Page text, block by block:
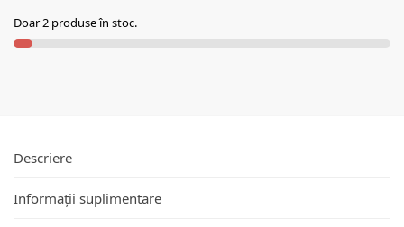
Doar 2 produse în stoc.
Descriere
Informații suplimentare